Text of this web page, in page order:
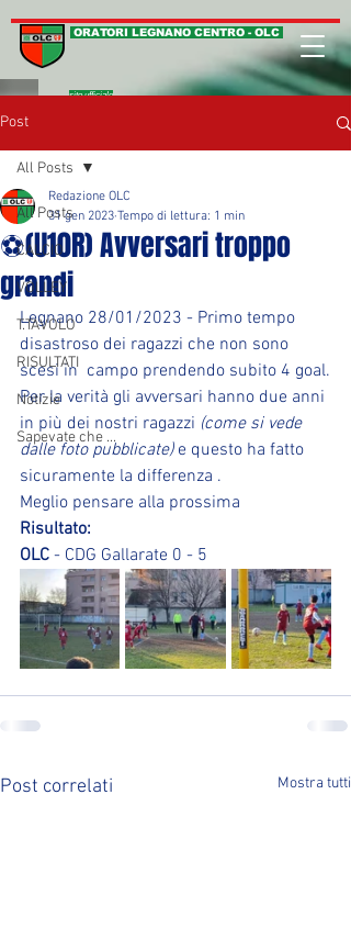
ORATORI LEGNANO CENTRO - OLC
sito ufficiale
Post
All Posts
CALCIO
VOLLEY
T.TAVOLO
RISULTATI
Notizie
Sapevate che ...
All Posts
⚽(U10R) Avversari troppo
grandi
Redazione OLC
31 gen 2023 Tempo di lettura: 1 min
Legnano 28/01/2023 - Primo tempo
disastroso dei ragazzi che non sono
scesi in  campo prendendo subito 4 goal.
Per la verità gli avversari hanno due anni
in più dei nostri ragazzi (come si vede
dalle foto pubblicate) e questo ha fatto
sicuramente la differenza .
Meglio pensare alla prossima
Risultato:
OLC - CDG Gallarate 0 - 5
Post correlati Mostra tutti